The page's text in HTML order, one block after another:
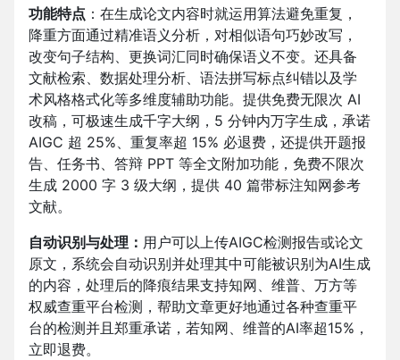
功能特点 ：在生成论文内容时就运用算法避免重复，
降重方面通过精准语义分析，对相似语句巧妙改写，
改变句子结构、更换词汇同时确保语义不变。还具备
文献检索、数据处理分析、语法拼写标点纠错以及学
术风格格式化等多维度辅助功能。提供免费无限次 AI
改稿，可极速生成千字大纲，5 分钟内万字生成，承诺
AIGC 超 25%、重复率超 15% 必退费，还提供开题报
告、任务书、答辩 PPT 等全文附加功能，免费不限次
生成 2000 字 3 级大纲，提供 40 篇带标注知网参考
文献。
自动识别与处理： 用户可以上传AIGC检测报告或论文
原文，系统会自动识别并处理其中可能被识别为AI生成
的内容，处理后的降痕结果支持知网、维普、万方等
权威查重平台检测，帮助文章更好地通过各种查重平
台的检测并且郑重承诺，若知网、维普的AI率超15%，
立即退费。